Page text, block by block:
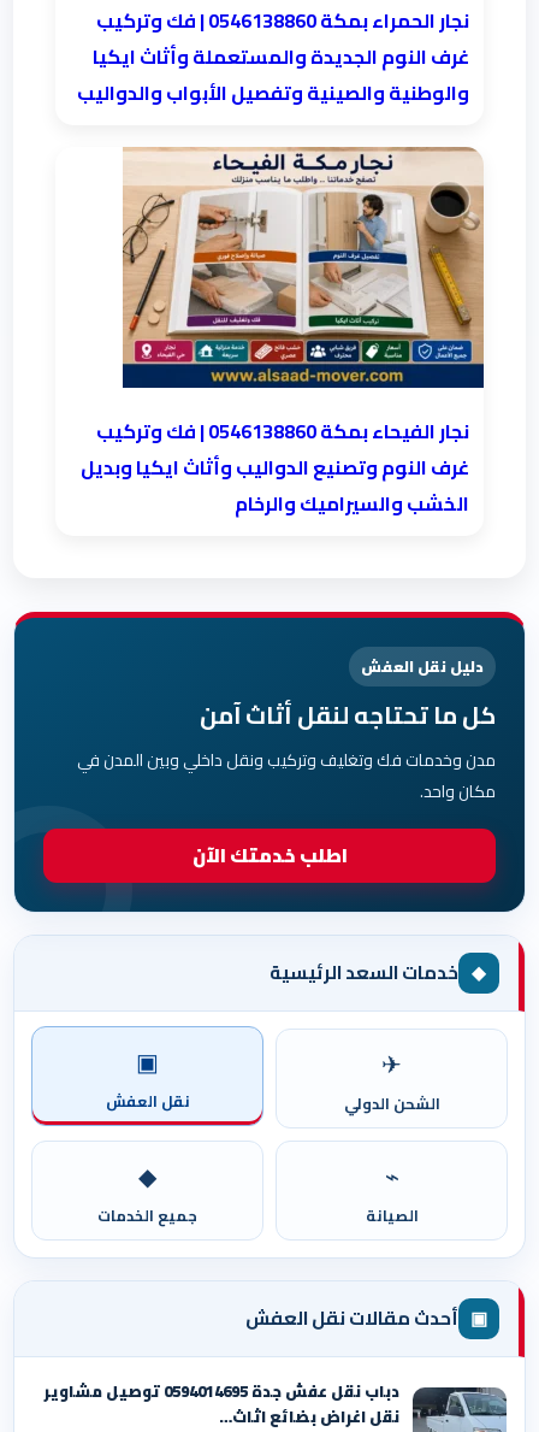
نجار الحمراء بمكة 0546138860⁩ | فك وتركيب
غرف النوم الجديدة والمستعملة وأثاث ايكيا
والوطنية والصينية وتفصيل الأبواب والدواليب
نجار الفيحاء بمكة 0546138860⁩ | فك وتركيب
غرف النوم وتصنيع الدواليب وأثاث ايكيا وبديل
الخشب والسيراميك والرخام
دليل نقل العفش
كل ما تحتاجه لنقل أثاث آمن
مدن وخدمات فك وتغليف وتركيب ونقل داخلي وبين المدن في
مكان واحد.
اطلب خدمتك الآن
◆ خدمات السعد الرئيسية
✈
الشحن الدولي
▣
نقل العفش
⌁
الصيانة
◆
جميع الخدمات
▣ أحدث مقالات نقل العفش
دباب نقل عفش جدة 0594014695 توصيل مشاوير
نقل اغراض بضائع اثاث…